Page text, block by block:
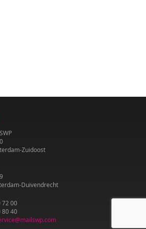
Zuidoost
Duivendrecht
72 00
80 40